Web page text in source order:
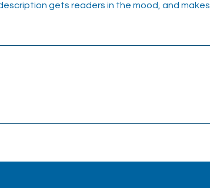
gets readers in the mood, and makes